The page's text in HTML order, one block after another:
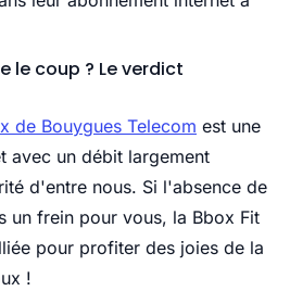
le coup ? Le verdict
de Bouygues Telecom est une
avec un débit largement
d'entre nous. Si l'absence de
un frein pour vous, la Bbox Fit
pour profiter des joies de la
!